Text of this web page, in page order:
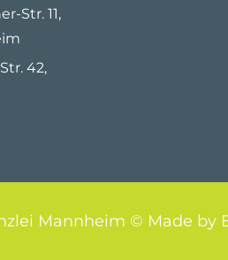
Str. 11,
42,
Mannheim © Made by